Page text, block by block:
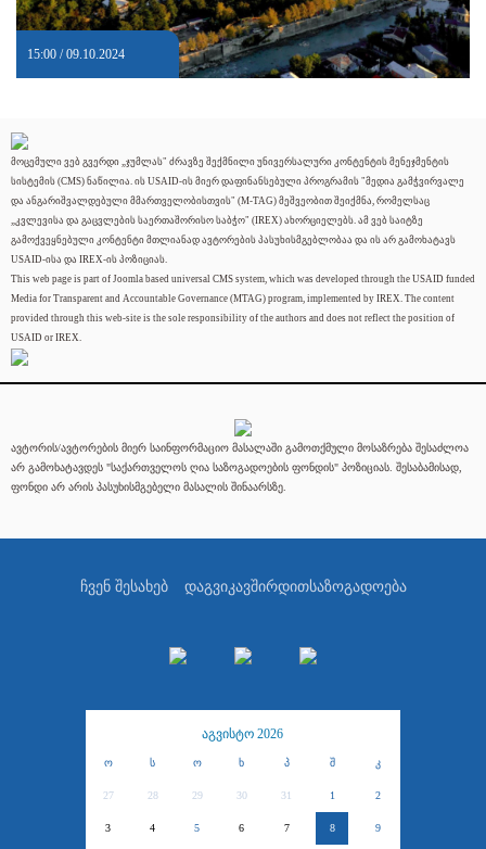
15:00 / 09.10.2024
მოცემული ვებ გვერდი „ჯუმლას" ძრავზე შექმნილი უნივერსალური კონტენტის მენეჯმენტის
სისტემის (CMS) ნაწილია. ის USAID-ის მიერ დაფინანსებული პროგრამის "მედია გამჭვირვალე
და ანგარიშვალდებული მმართველობისთვის" (M-TAG) მეშვეობით შეიქმნა, რომელსაც
„კვლევისა და გაცვლების საერთაშორისო საბჭო" (IREX) ახორციელებს. ამ ვებ საიტზე
გამოქვეყნებული კონტენტი მთლიანად ავტორების პასუხისმგებლობაა და ის არ გამოხატავს
USAID-ისა და IREX-ის პოზიციას.
This web page is part of Joomla based universal CMS system, which was developed through the USAID funded
Media for Transparent and Accountable Governance (MTAG) program, implemented by IREX. The content
provided through this web-site is the sole responsibility of the authors and does not reflect the position of
USAID or IREX.
ავტორის/ავტორების მიერ საინფორმაციო მასალაში გამოთქმული მოსაზრება შესაძლოა
არ გამოხატავდეს "საქართველოს ღია საზოგადოების ფონდის" პოზიციას. შესაბამისად,
ფონდი არ არის პასუხისმგებელი მასალის შინაარსზე.
ჩვენ შესახებ დაგვიკავშირდითსაზოგადოება
აგვისტო 2026
ო ს ო ხ პ შ კ
27 28 29 30 31 1 2
3 4 5 6 7 8 9